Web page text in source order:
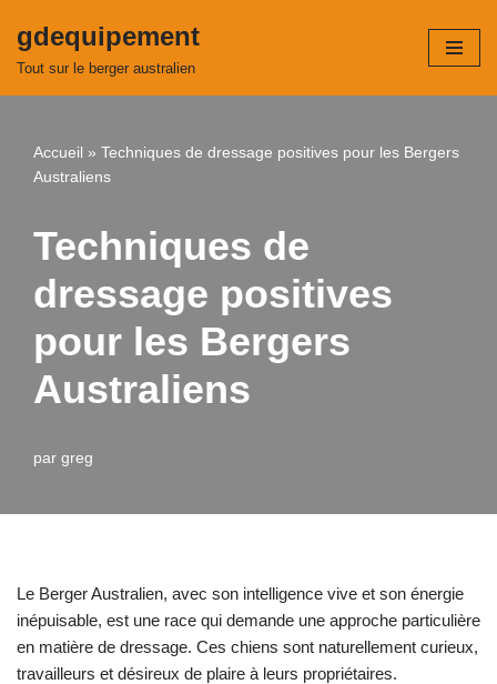
Aller
gdequipement
Tout sur le berger australien
Accueil » Techniques de dressage positives pour les Bergers
Australiens
Techniques de
dressage positives
pour les Bergers
Australiens
par greg
Le Berger Australien, avec son intelligence vive et son énergie
inépuisable, est une race qui demande une approche particulière
en matière de dressage. Ces chiens sont naturellement curieux,
travailleurs et désireux de plaire à leurs propriétaires.